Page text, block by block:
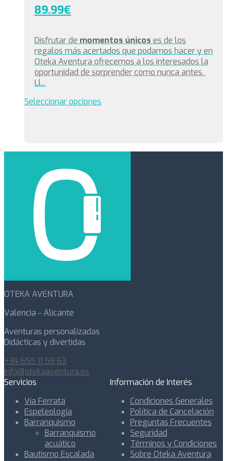
89.99€
Disfrutar de momentos únicos es de los
regalos más acertados que podamos hacer y en
Oteka Aventura ofrecemos a los interesados la
oportunidad de sorprender como nunca antes.
Ll...
Seleccionar opciones
OTEKA AVENTURA
Valencia - Alicante
Aventuras personalizadas
Didácticas y divertidas
+34 655 11 59 63
info@otekaaventura.es
Servicios
Vía Ferrata
Espeleología
Barranquismo
Barranquismo
acuático
Bautismo Escalada
Información de Interés
Condiciones Generales
Política de Cancelación
Preguntas Frecuentes
Seguridad
Términos y Condiciones
Sobre Oteka Aventura